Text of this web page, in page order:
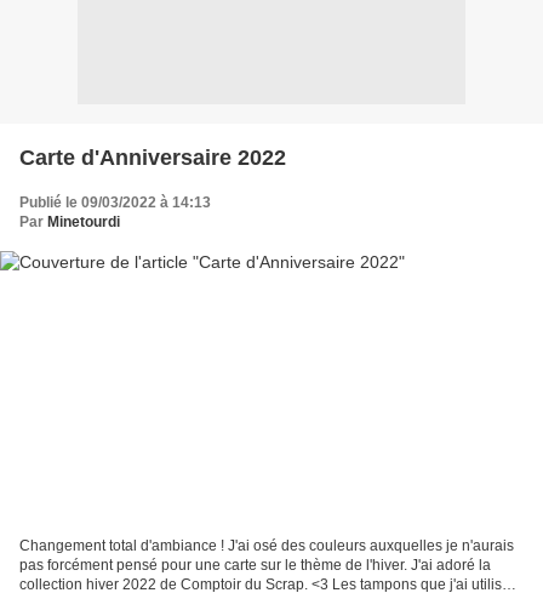
Carte d'Anniversaire 2022
Publié le 09/03/2022 à 14:13
Par Minetourdi
Changement total d'ambiance ! J'ai osé des couleurs auxquelles je n'aurais
pas forcément pensé pour une carte sur le thème de l'hiver. J'ai adoré la
collection hiver 2022 de Comptoir du Scrap. <3 Les tampons que j'ai utilisé